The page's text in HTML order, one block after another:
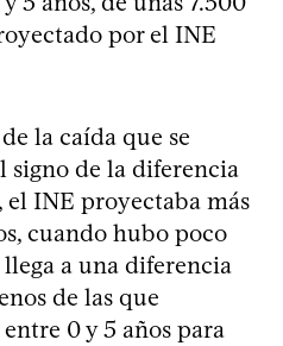
por el INE
la caída que se
signo de la diferencia
el INE proyectaba más
cuando hubo poco
llega a una diferencia
de las que
0 y 5 años para